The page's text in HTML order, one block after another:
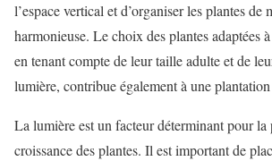
l’espace vertical et d’organiser les plantes de
harmonieuse. Le choix des plantes adaptées
en tenant compte de leur taille adulte et de
lumière, contribue également à une plantation
La lumière est un facteur déterminant pour la
croissance des plantes. Il est important de